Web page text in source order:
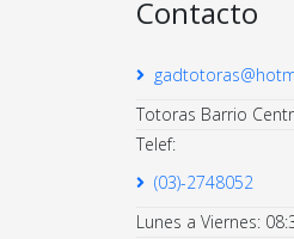
Contacto
Totoras Barrio
Telef:
(03)-2748052
Lunes a Viernes: